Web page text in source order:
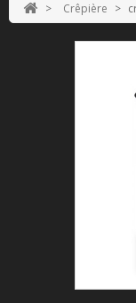
> Crêpière >